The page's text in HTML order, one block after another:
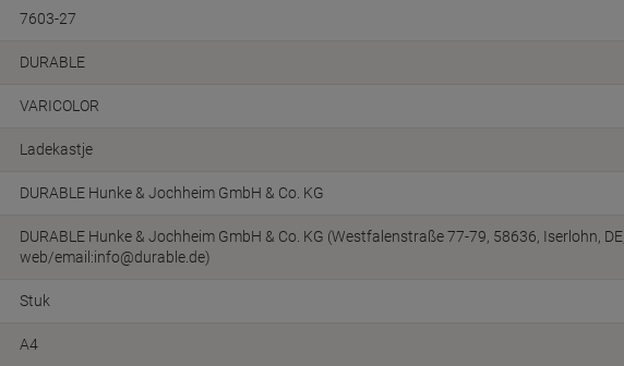
7603-27
DURABLE
VARICOLOR
Ladekastje
DURABLE Hunke & Jochheim GmbH & Co. KG
DURABLE Hunke & Jochheim GmbH & Co. KG (Westfalenstraße 77-79, 58636, Iserlohn, DE,
web/email:info@durable.de)
Stuk
A4